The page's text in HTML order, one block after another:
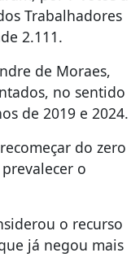
Trabalhadores
2.111.
de Moraes,
no sentido
de 2019 e 2024.
do zero
o
o recurso
já negou mais